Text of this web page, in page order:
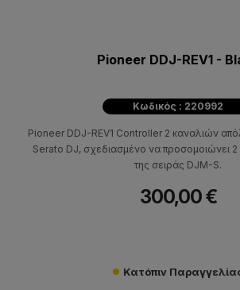
Pioneer DDJ-REV1 -
Κωδικός : 220992
Pioneer DDJ-REV1 Controller 2 καναλιών
Serato DJ, σχεδιασμένο να προσομοιώνει 2
της σειράς DJM-S.
300,00 €
Κατόπιν